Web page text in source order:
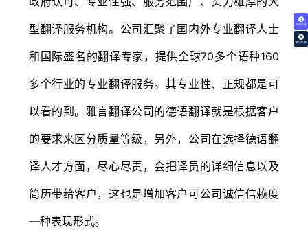
免费试译
翻译价格
型翻译服务机构。公司汇聚了国内外专业翻译人士
和国际盛名的翻译专家，提供全球70多个语种160
多个行业的专业翻译服务。其专业性、正规都是可
以看的到。雅言翻译公司的德语翻译就是根据客户
的要求来区分质量等级，另外，公司在选择德语翻
译人才方面，尽心尽责，会把译员的详细信息以及
简历带给客户，这也是增加客户可公司诚信信赖度
─种表现形式。